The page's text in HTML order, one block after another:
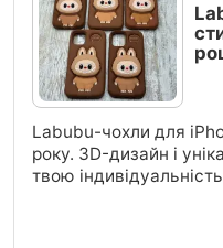
Labubu-чохли для
року. 3D-дизайн і
твою